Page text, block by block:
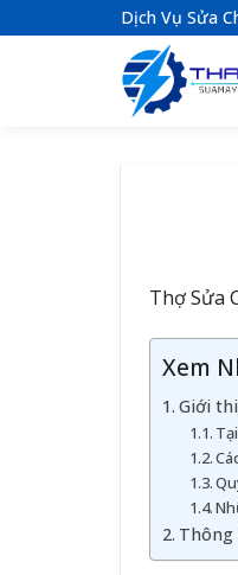
k
Dịch Vụ Sửa
Thợ Sửa
Xem
Giới